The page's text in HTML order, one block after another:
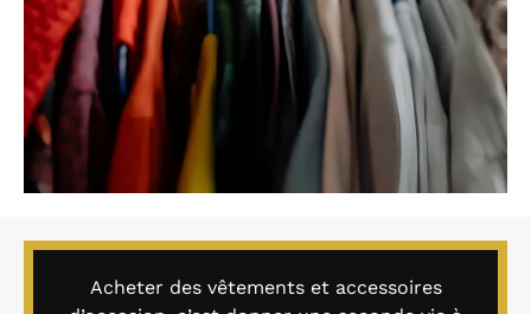
Acheter des vêtements et accessoires